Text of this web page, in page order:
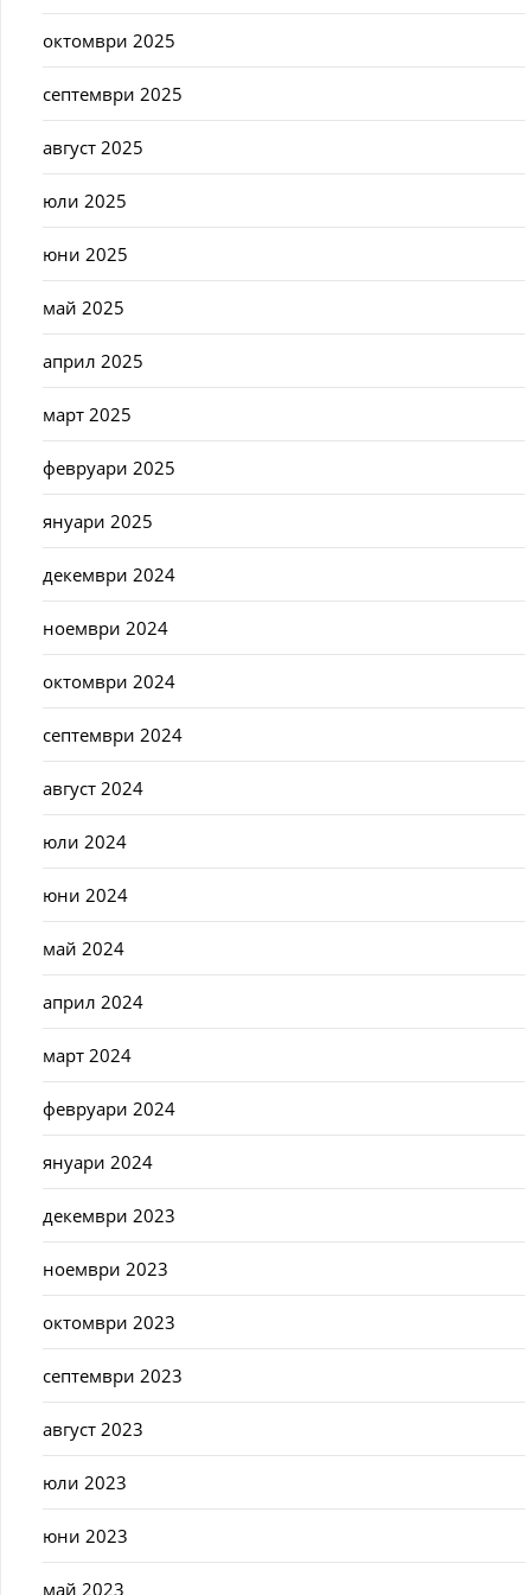
октомври 2025
септември 2025
август 2025
юли 2025
юни 2025
май 2025
април 2025
март 2025
февруари 2025
януари 2025
декември 2024
ноември 2024
октомври 2024
септември 2024
август 2024
юли 2024
юни 2024
май 2024
април 2024
март 2024
февруари 2024
януари 2024
декември 2023
ноември 2023
октомври 2023
септември 2023
август 2023
юли 2023
юни 2023
май 2023